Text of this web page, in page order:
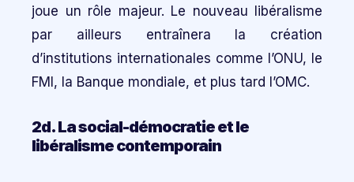
joue un rôle majeur. Le nouveau libéralisme
par ailleurs entraînera la création
d’institutions internationales comme l’ONU, le
FMI, la Banque mondiale, et plus tard l’OMC.
2d. La social-démocratie et le
libéralisme contemporain